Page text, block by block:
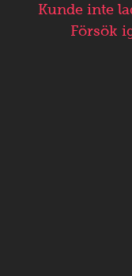
Kunde inte
Försök